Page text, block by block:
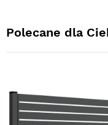
Polecane dla